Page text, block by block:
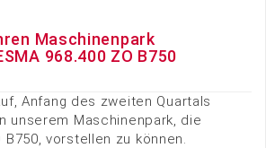
Maschinenpark
968.400 ZO B750
Anfang des zweiten Quartals
unserem Maschinenpark, die
B750, vorstellen zu können.